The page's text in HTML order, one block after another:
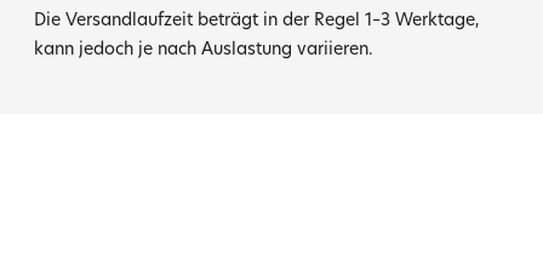
Die Versandlaufzeit beträgt in der Regel 1–3 Werktage,
kann jedoch je nach Auslastung variieren.